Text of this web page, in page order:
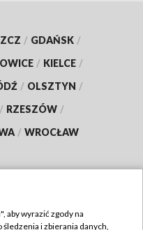
/ GDAŃSK /
/ KIELCE /
/ OLSZTYN /
/ RZESZÓW /
/ WROCŁAW
aby wyrazić zgody na
i zbierania danych,